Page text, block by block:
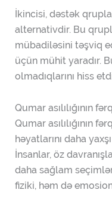
İkincisi, dəstək
alternativdir. Bu
mübadiləsini təşviq
üçün mühit yaradır.
olmadıqlarını hiss
Qumar asılılığının
Qumar asılılığının
həyatlarını daha
İnsanlar, öz
daha sağlam
fiziki, həm də